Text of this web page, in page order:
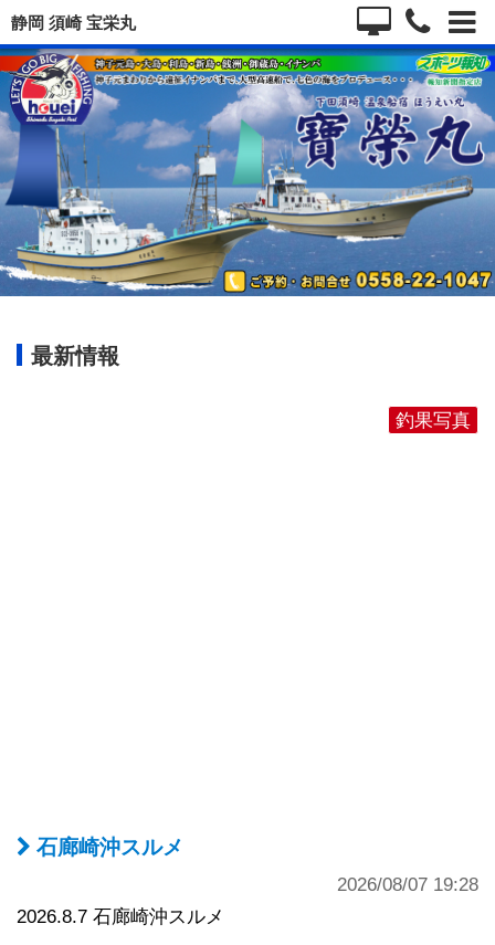
静岡 須崎 宝栄丸
最新情報
釣果写真
石廊崎沖スルメ
2026/08/07 19:28
2026.8.7 石廊崎沖スルメ